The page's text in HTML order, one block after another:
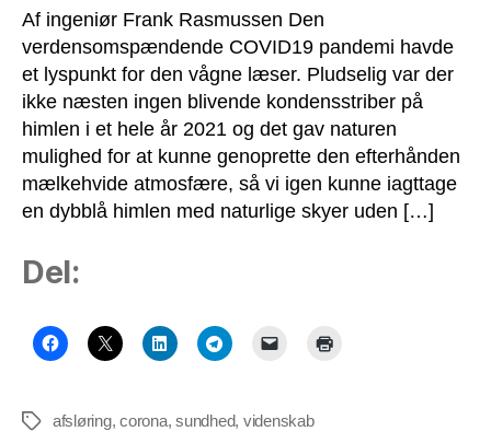
Af ingeniør Frank Rasmussen Den
verdensomspændende COVID19 pandemi havde
et lyspunkt for den vågne læser. Pludselig var der
ikke næsten ingen blivende kondensstriber på
himlen i et hele år 2021 og det gav naturen
mulighed for at kunne genoprette den efterhånden
mælkehvide atmosfære, så vi igen kunne iagttage
en dybblå himlen med naturlige skyer uden […]
Del:
Tagsafsløring,corona,sundhed, videnskab